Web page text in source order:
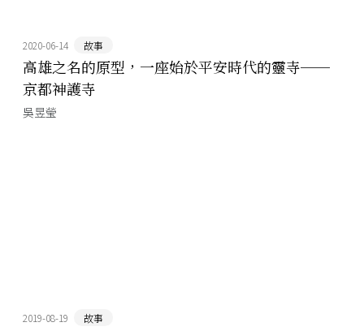
2020-06-14 故事
高雄之名的原型，一座始於平安時代的靈寺──
京都神護寺
吳昱瑩
2019-08-19 故事